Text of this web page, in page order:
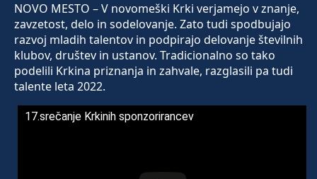
NOVO MESTO – V novomeški Krki verjamejo v znanje,
zavzetost, delo in sodelovanje. Zato tudi spodbujajo
razvoj mladih talentov in podpirajo delovanje številnih
klubov, društev in ustanov. Tradicionalno so tako
podelili Krkina priznanja in zahvale, razglasili pa tudi
talente leta 2022.
17.srečanje Krkinih sponzorirancev